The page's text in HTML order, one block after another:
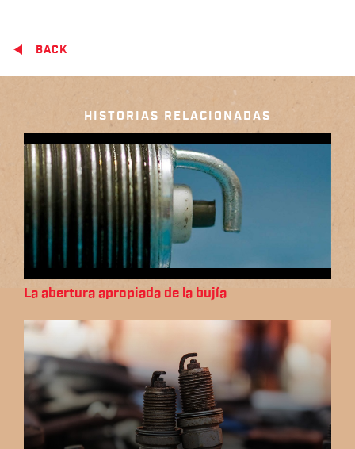
BACK
HISTORIAS RELACIONADAS
La abertura apropiada de la bujía